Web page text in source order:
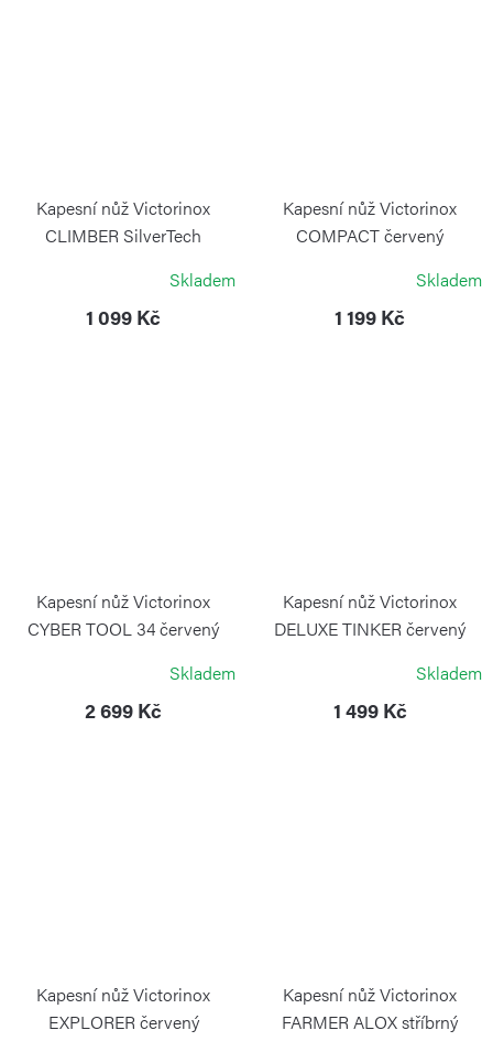
Kapesní nůž Victorinox
CLIMBER SilverTech
Skladem
1 099 Kč
Kapesní nůž Victorinox
COMPACT červený
Skladem
1 199 Kč
Kapesní nůž Victorinox
CYBER TOOL 34 červený
Skladem
2 699 Kč
Kapesní nůž Victorinox
DELUXE TINKER červený
Skladem
1 499 Kč
Kapesní nůž Victorinox
EXPLORER červený
Kapesní nůž Victorinox
FARMER ALOX stříbrný